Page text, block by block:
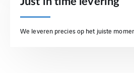
We leveren precies op het juiste